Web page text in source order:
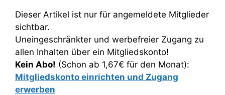
Dieser Artikel ist nur für angemeldete Mitglieder
sichtbar.
Uneingeschränkter und werbefreier Zugang zu
allen Inhalten über ein Mitgliedskonto!
Kein Abo! (Schon ab 1,67€ für den Monat):
Mitgliedskonto einrichten und Zugang
erwerben